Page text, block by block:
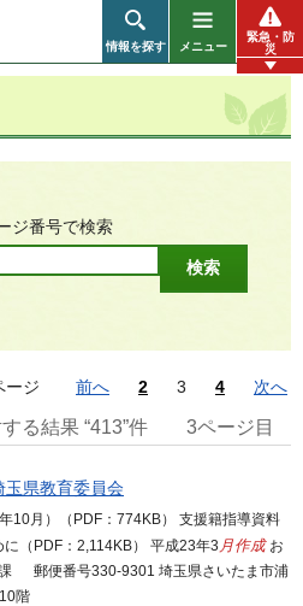
情報を探す メニュー
緊急・防
災
ジ番号で検索
ージ 前へ 2 3 4 次へ
る結果 “413”件 3ページ目
玉県教育委員会
10月）（PDF：774KB） 支援籍指導資料
（PDF：2,114KB） 平成23年3 月作成お
郵便番号330-9301 埼玉県さいたま市浦
階